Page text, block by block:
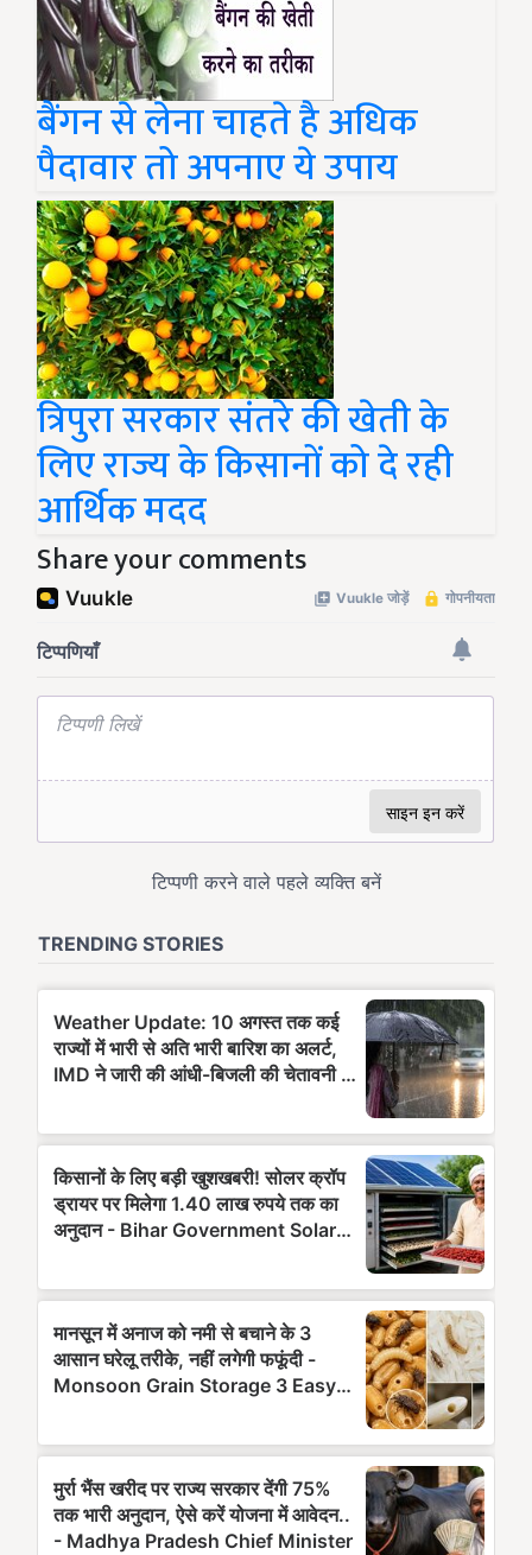
बैंगन से लेना चाहते है अधिक
पैदावार तो अपनाए ये उपाय
त्रिपुरा सरकार संतरे की खेती के
लिए राज्य के किसानों को दे रही
आर्थिक मदद
Share your comments